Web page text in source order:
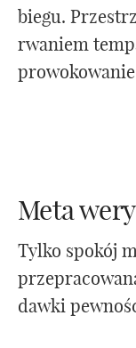
biegu.
rwaniem
Meta
Tylko spokój
dawki